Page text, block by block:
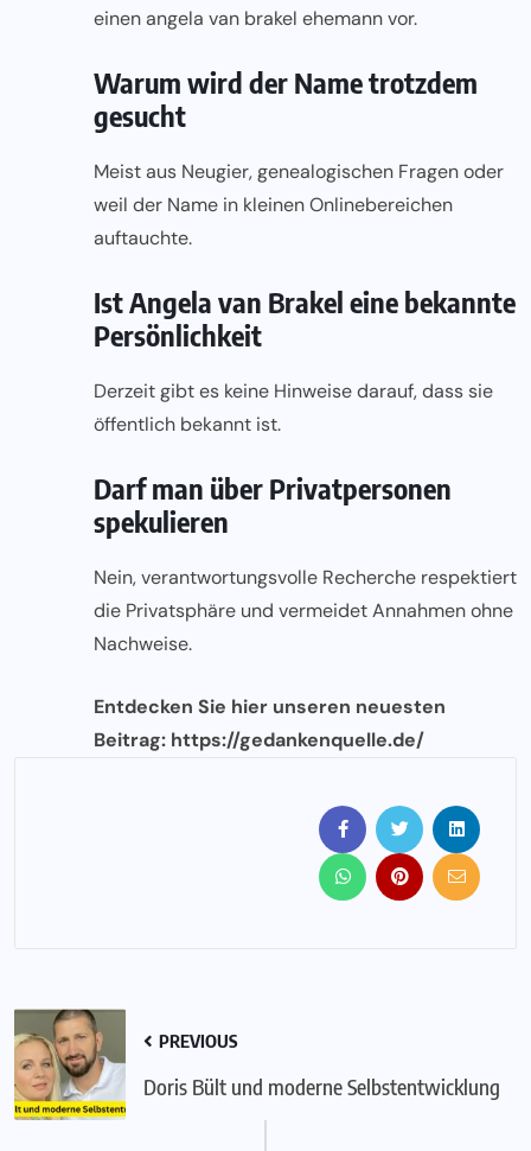
einen angela van brakel ehemann vor.
Warum wird der Name trotzdem
gesucht
Meist aus Neugier, genealogischen Fragen oder
weil der Name in kleinen Onlinebereichen
auftauchte.
Ist Angela van Brakel eine bekannte
Persönlichkeit
Derzeit gibt es keine Hinweise darauf, dass sie
öffentlich bekannt ist.
Darf man über Privatpersonen
spekulieren
Nein, verantwortungsvolle Recherche respektiert
die Privatsphäre und vermeidet Annahmen ohne
Nachweise.
Entdecken Sie hier unseren neuesten
Beitrag: https://gedankenquelle.de/
PREVIOUS
Doris Bült und moderne Selbstentwicklung